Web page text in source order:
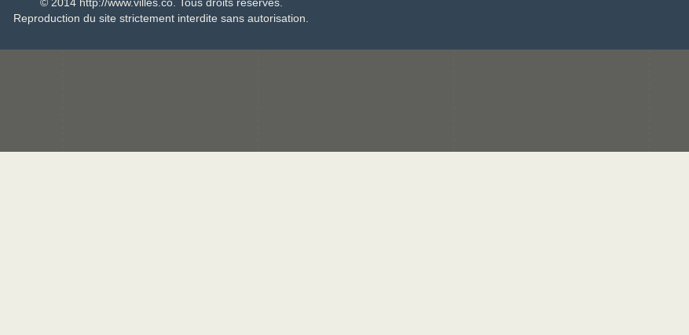
Reproduction du site strictement interdite sans autorisation.